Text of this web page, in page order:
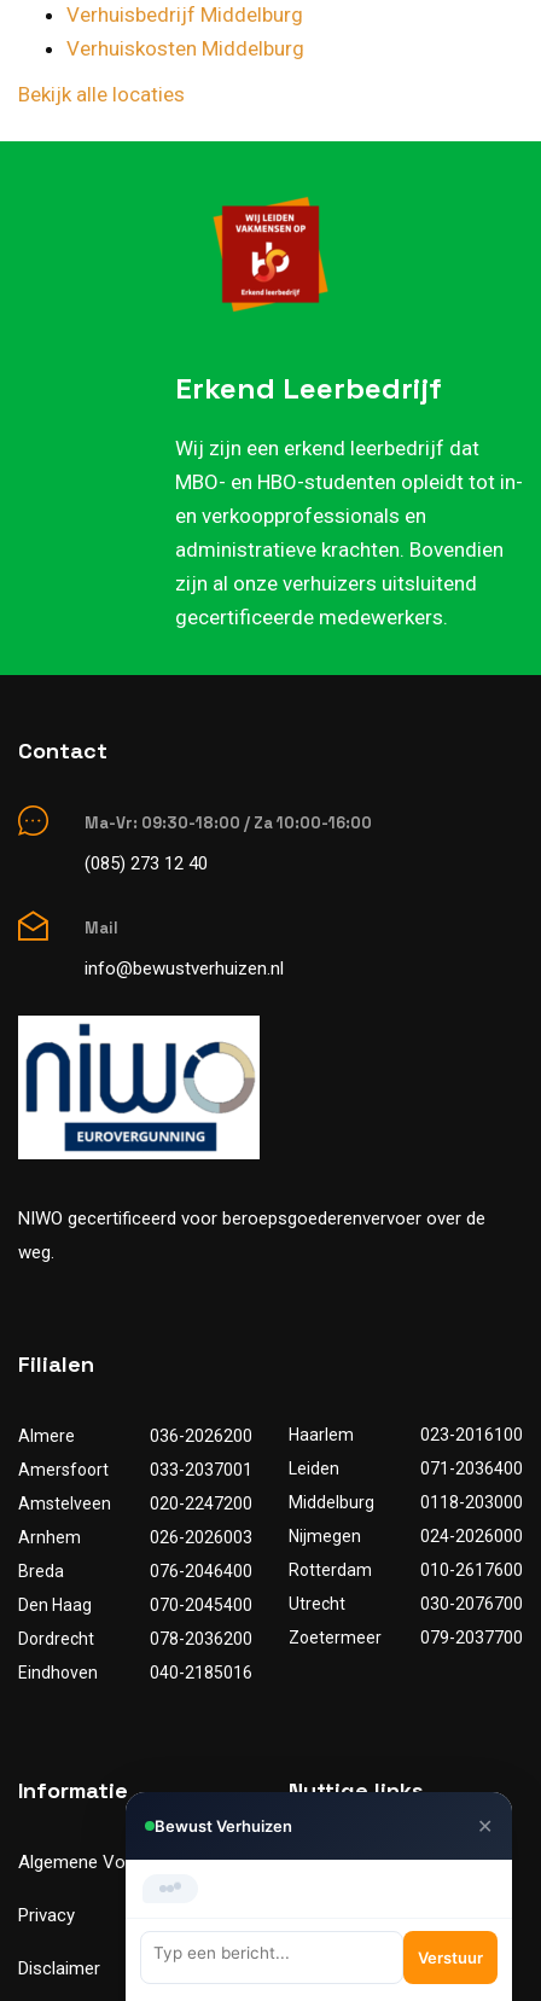
Verhuisbedrijf Middelburg
Verhuiskosten Middelburg
Bekijk alle locaties
Erkend Leerbedrijf
Wij zijn een erkend leerbedrijf dat
MBO- en HBO-studenten opleidt tot in-
en verkoopprofessionals en
administratieve krachten. Bovendien
zijn al onze verhuizers uitsluitend
gecertificeerde medewerkers.
Contact
Ma-Vr: 09:30-18:00 / Za 10:00-16:00
(085) 273 12 40
Mail
info@bewustverhuizen.nl
NIWO gecertificeerd voor beroepsgoederenvervoer over de
weg.
Filialen
Almere
036-2026200
Amersfoort
033-2037001
Amstelveen
020-2247200
Arnhem
026-2026003
Breda
076-2046400
Den Haag
070-2045400
Dordrecht
078-2036200
Eindhoven
040-2185016
Haarlem
023-2016100
Leiden
071-2036400
Middelburg
0118-203000
Nijmegen
024-2026000
Rotterdam
010-2617600
Utrecht
030-2076700
Zoetermeer
079-2037700
Informatie
Algemene Voorwaarden
Privacy
Disclaimer
Nuttige links
Tarieven
Bewust Verhuizen ✕
Hi, Kunnen we je helpen met
verhuizen?
Verstuur